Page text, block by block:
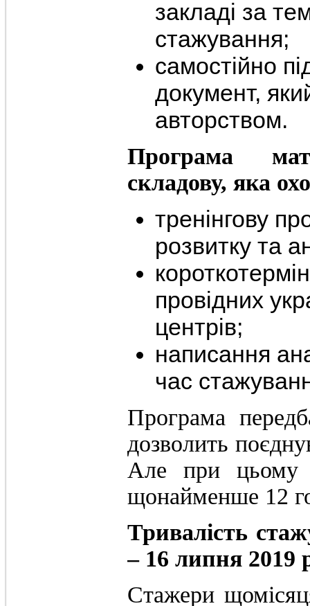
закладі за
стажування;
самостійно
документ,
авторством.
Програма
складову, яка
тренінгову
розвитку та
провідних
центрів;
написання
час
Програма
дозволить
Але при цьому
щонайменше 12
Тривалість
– 16 липня 2019
Стажери